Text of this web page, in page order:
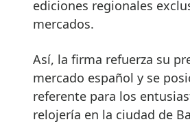
ediciones regionales
mercados.
Así, la firma refuerza su
mercado español y se
referente para los
relojería en la ciudad de